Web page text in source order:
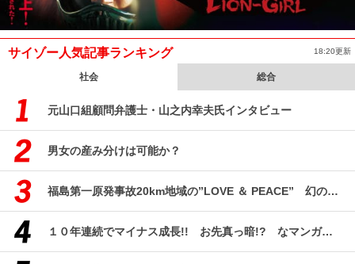
サイゾー人気記事ランキング 18:20更新
社会 総合
元山口組顧問弁護士・山之内幸夫氏インタビュー
男女の産み分けは可能か？
福島第一原発事故20km地域の”LOVE ＆ PEACE” 幻のコミューン「獏原人村」の現在
１０年連続でマイナス成長!! お先真っ暗!? なマンガ産業研究